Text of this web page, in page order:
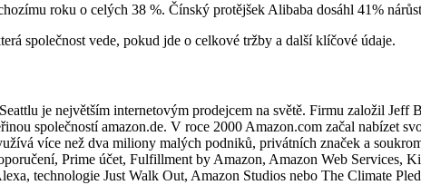
roku o celých 38 %. Čínský protějšek Alibaba dosáhl 41%
společnost vede, pokud jde o celkové tržby a další klíčové údaje.
je největším internetovým prodejcem na světě. Firmu založil
společností amazon.de. V roce 2000 Amazon.com začal nabízet
více než dva miliony malých podniků, privátních značek a
Prime účet, Fulfillment by Amazon, Amazon Web Services,
technologie Just Walk Out, Amazon Studios nebo The Climate